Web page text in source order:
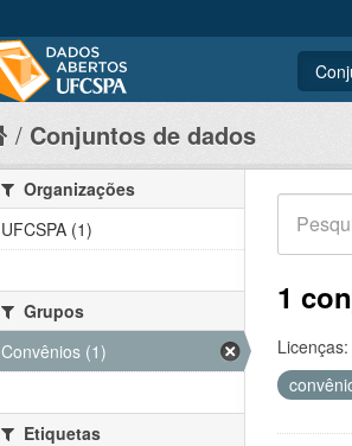
Conjuntos de dados
1
Licenças:
Organizações
UFCSPA (1)
Grupos
Convênios (1)
Etiquetas